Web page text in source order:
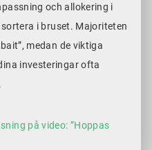
och allokering i
i bruset. Majoriteten
medan de viktiga
investeringar ofta
på video: ”Hoppas